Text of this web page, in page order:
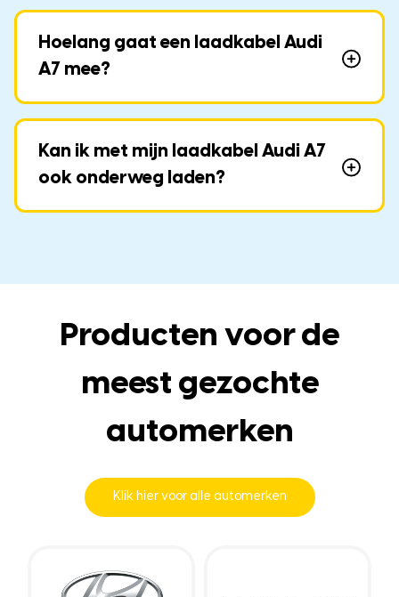
Hoelang gaat een laadkabel Audi
A7 mee?
Kan ik met mijn laadkabel Audi A7
ook onderweg laden?
Producten voor de
meest gezochte
automerken
Klik hier voor alle automerken